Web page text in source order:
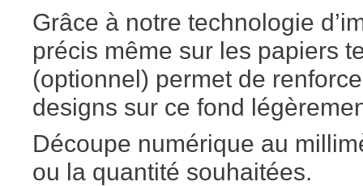
Grâce à notre technologie
précis même sur les papiers
(optionnel) permet de
designs sur ce fond
Découpe numérique au
ou la quantité souhaitées.